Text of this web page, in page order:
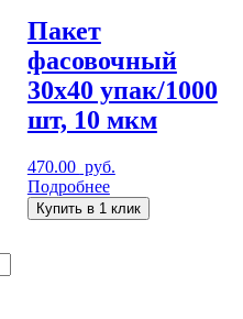
Пакет
фасовочный
30х40 упак/1000
шт, 10 мкм
470.00 руб.
Подробнее
Купить в 1 клик